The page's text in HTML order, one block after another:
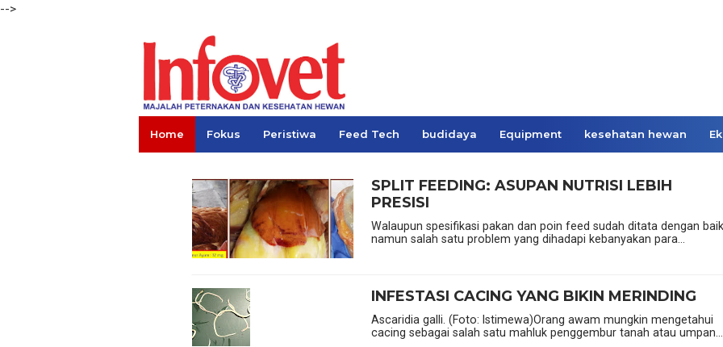
-->
Home Fokus Peristiwa Feed Tech budidaya Equipment kesehatan hewan
SPLIT FEEDING: ASUPAN NUTRISI LEBIH
PRESISI
Walaupun spesifikasi pakan dan poin feed sudah ditata dengan
namun salah satu problem yang dihadapi kebanyakan para...
INFESTASI CACING YANG BIKIN MERINDING
Ascaridia galli. (Foto: Istimewa)Orang awam mungkin mengetahui
cacing sebagai salah satu mahluk penggembur tanah atau umpan...